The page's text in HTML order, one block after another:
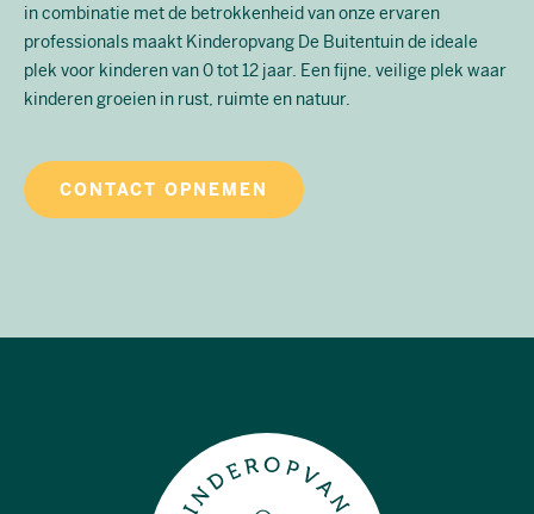
in combinatie met de betrokkenheid van onze ervaren
professionals maakt Kinderopvang De Buitentuin de ideale
plek voor kinderen van 0 tot 12 jaar. Een fijne, veilige plek waar
kinderen groeien in rust, ruimte en natuur.
CONTACT OPNEMEN